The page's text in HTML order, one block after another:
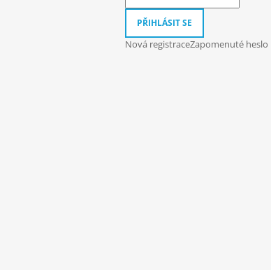
PŘIHLÁSIT SE
Nová registraceZapomenuté heslo